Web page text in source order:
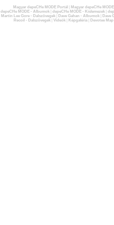
Magyar depeCHe MODE Portál
Magyar depeCHe
depeCHe MODE - Albumok| depeCHe MODE - Kislemezek|
Martin Lee Gore - Dalszövegek| Dave Gahan - Albumok|
Dave
Recoil - Dalszövegek| Videók| Képgaléria| Devotee Map